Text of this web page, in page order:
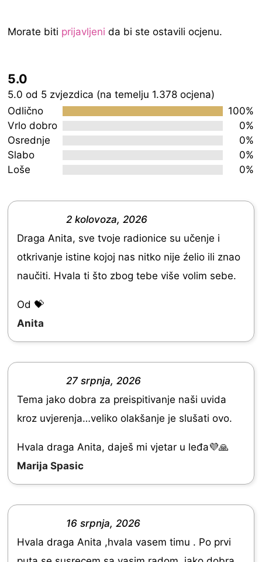
Morate biti prijavljeni da bi ste ostavili ocjenu.
5.0
5.0
out
of
5.0 od 5 zvjezdica (na temelju 1.378 ocjena)
Odlično
100%
Vrlo dobro
0%
Osrednje
0%
Slabo
0%
Loše
0%
d
5
.
0
u
t
f
5
2 kolovoza, 2026
Draga Anita, sve tvoje radionice su učenje i
otkrivanje istine kojoj nas nitko nije źelio ili znao
naučiti. Hvala ti što zbog tebe više volim sebe.
Od 💝
Anita
a
e
d
5
.
o
u
27 srpnja, 2026
Tema jako dobra za preispitivanje naši uvida
kroz uvjerenja…veliko olakšanje je slušati ovo.
Hvala draga Anita, daješ mi vjetar u leđa💜🙏
Marija Spasic
16 srpnja, 2026
Hvala draga Anita ,hvala vasem timu . Po prvi